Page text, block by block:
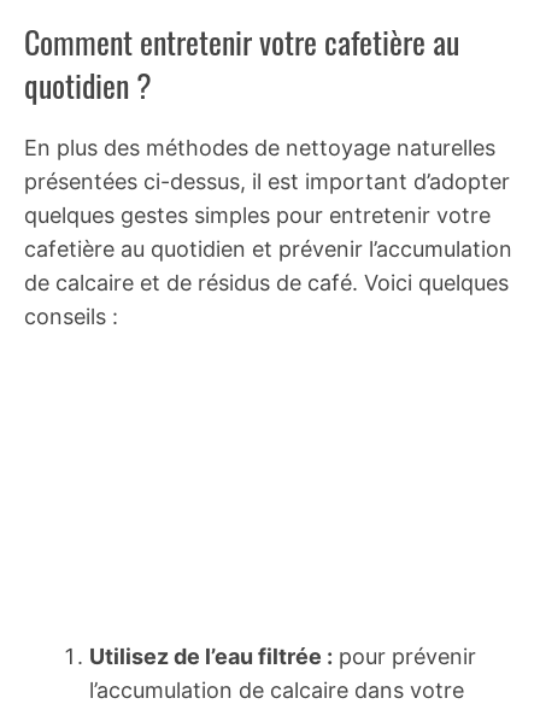
Comment entretenir votre cafetière au
quotidien ?
En plus des méthodes de nettoyage naturelles
présentées ci-dessus, il est important d’adopter
quelques gestes simples pour entretenir votre
cafetière au quotidien et prévenir l’accumulation
de calcaire et de résidus de café. Voici quelques
conseils :
Utilisez de l’eau filtrée : pour prévenir
l’accumulation de calcaire dans votre